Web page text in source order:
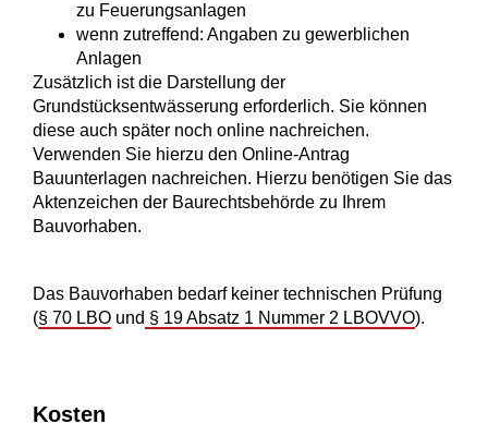
zu Feuerungsanlagen
wenn zutreffend: Angaben zu gewerblichen
Anlagen
Zusätzlich ist die Darstellung der
Grundstücksentwässerung erforderlich. Sie können
diese auch später noch online nachreichen.
Verwenden Sie hierzu den Online-Antrag
Bauunterlagen nachreichen. Hierzu benötigen Sie das
Aktenzeichen der Baurechtsbehörde zu Ihrem
Bauvorhaben.
Das Bauvorhaben bedarf keiner technischen Prüfung
(§ 70 LBO und § 19 Absatz 1 Nummer 2 LBOVVO).
Kosten